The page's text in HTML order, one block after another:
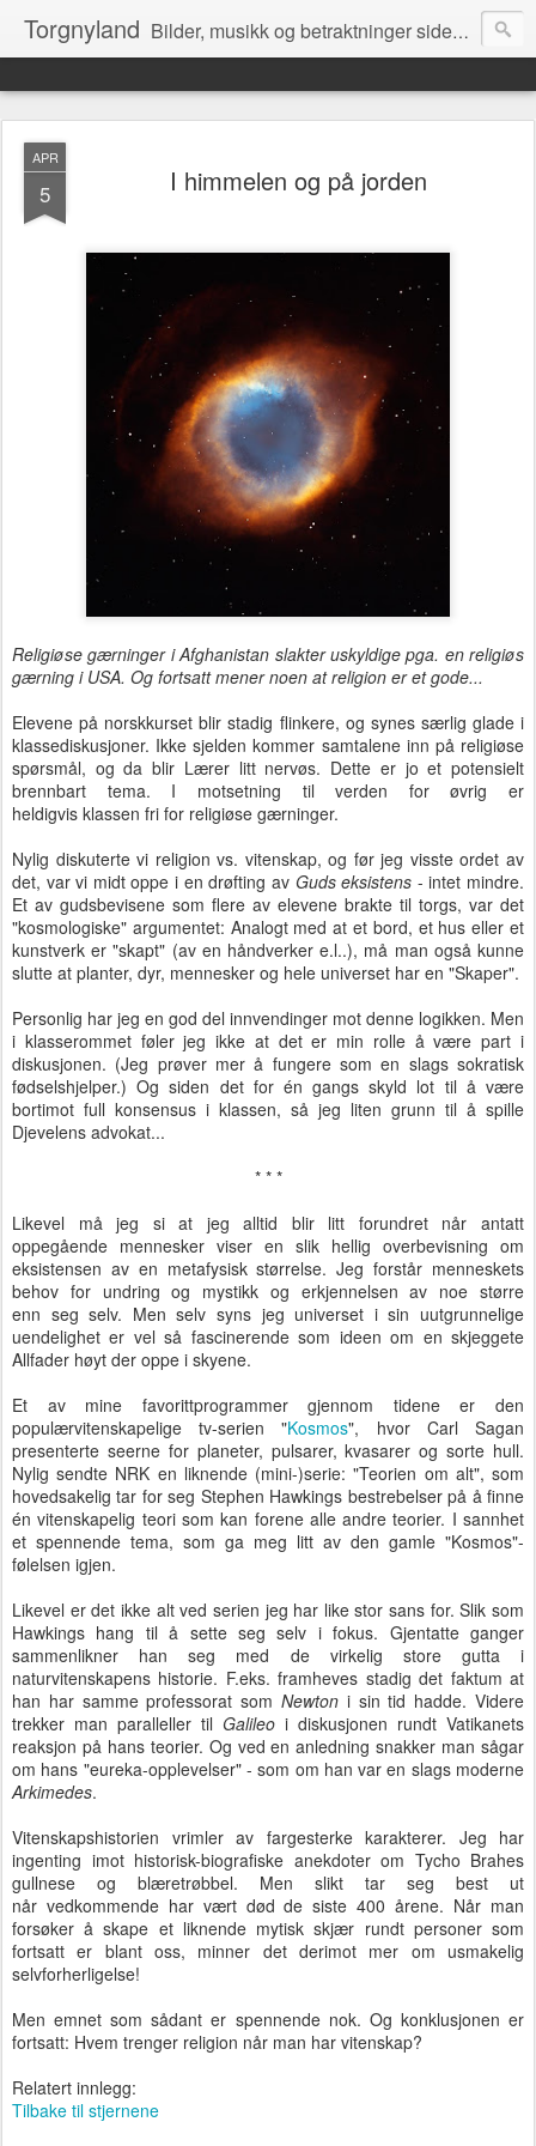
Torgnyland Bilder, musikk og betraktninger siden 2008
APR
5 I himmelen og på jorden
Religiøse gærningeri Afghanistan slakter uskyldige pga. en religiøs
gærning i USA. Og fortsatt mener noen at religion er et gode...
Elevene på norskkurset blir stadig flinkere, og synes særlig glade i
klassediskusjoner. Ikke sjelden kommer samtalene inn på religiøse
spørsmål, og da blir Lærer litt nervøs. Dette er jo et potensielt
brennbart tema. I motsetning til verden for øvrig er
heldigvis klassen fri for religiøse gærninger.
Nylig diskuterte vi religion vs. vitenskap, og før jeg visste ordet av
det, var vi midt oppe i en drøfting av Guds eksistens - intet mindre.
Et av gudsbevisene som flere av elevene brakte til torgs, var det
"kosmologiske" argumentet: Analogt med at et bord, et hus eller et
kunstverk er "skapt" (av en håndverker e.l..), må man også kunne
slutte at planter, dyr, mennesker og hele universet har en "Skaper".
Personlig har jeg en god del innvendinger mot denne logikken. Men
i klasserommet føler jeg ikke at det er min rolle å være part i
diskusjonen. (Jeg prøver mer å fungere som en slags sokratisk
fødselshjelper.) Og siden det for én gangs skyld lot til å være
bortimot full konsensus i klassen, så jeg liten grunn til å spille
Djevelens advokat...
* * *
Likevel må jeg si at jeg alltid blir litt forundret når antatt
oppegående mennesker viser en slik hellig overbevisning om
eksistensen av en metafysisk størrelse. Jeg forstår menneskets
behov for undring og mystikk og erkjennelsen av noe større
enn seg selv. Men selv syns jeg universet i sin uutgrunnelige
uendelighet er vel så fascinerende som ideen om en skjeggete
Allfader høyt der oppe i skyene.
Et av mine favorittprogrammer gjennom tidene er den
populærvitenskapelige tv-serien "Kosmos", hvor Carl Sagan
presenterte seerne for planeter, pulsarer, kvasarer og sorte hull.
Nylig sendte NRK en liknende (mini-)serie: "Teorien om alt", som
hovedsakelig tar for seg Stephen Hawkings bestrebelser på å finne
én vitenskapelig teori som kan forene alle andre teorier. I sannhet
et spennende tema, som ga meg litt av den gamle "Kosmos"-
følelsen igjen.
Likevel er det ikke alt ved serien jeg har like stor sans for. Slik som
Hawkings hang til å sette seg selv i fokus. Gjentatte ganger
sammenlikner han seg med de virkelig store gutta i
naturvitenskapens historie. F.eks. framheves stadig det faktum at
han har samme professorat som Newton i sin tid hadde. Videre
trekker man paralleller til Galileo i diskusjonen rundt Vatikanets
reaksjon på hans teorier. Og ved en anledning snakker man sågar
om hans "eureka-opplevelser" - som om han var en slags moderne
Arkimedes.
Vitenskapshistorien vrimler av fargesterke karakterer. Jeg har
ingenting imot historisk-biografiske anekdoter om Tycho Brahes
gullnese og blæretrøbbel. Men slikt tar seg best ut
når vedkommende har vært død de siste 400 årene. Når man
forsøker å skape et liknende mytisk skjær rundt personer som
fortsatt er blant oss, minner det derimot mer om usmakelig
selvforherligelse!
Men emnet som sådant er spennende nok. Og konklusjonen er
fortsatt: Hvem trenger religion når man har vitenskap?
Relatert innlegg:
Tilbake til stjernene